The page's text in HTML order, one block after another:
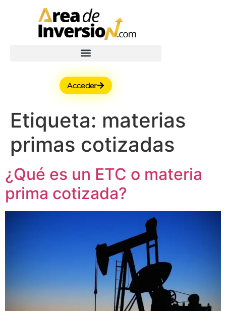
Acceder
Etiqueta: materias
primas cotizadas
¿Qué es un ETC o materia
prima cotizada?